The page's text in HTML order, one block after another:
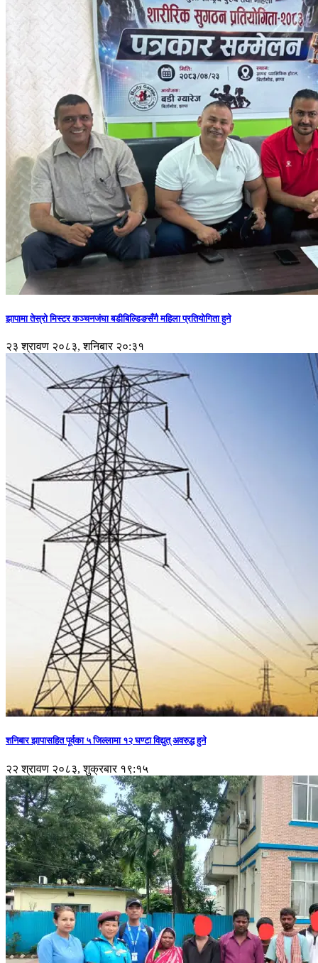
झापामा तेस्रो मिस्टर कञ्चनजंघा बडीबिल्डिङसँगै महिला प्रतियोगिता हुने
२३ श्रावण २०८३, शनिबार २०:३१
शनिबार झापासहित पूर्वका ५ जिल्लामा १२ घण्टा विद्युत् अवरुद्ध हुने
२२ श्रावण २०८३, शुक्रबार १९:१५